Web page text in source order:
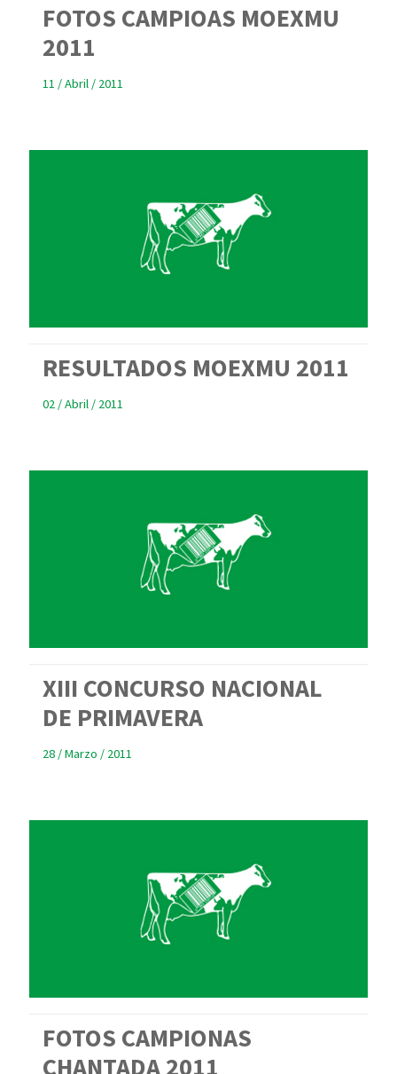
FOTOS CAMPIOAS MOEXMU
2011
11 / Abril / 2011
RESULTADOS MOEXMU 2011
02 / Abril / 2011
XIII CONCURSO NACIONAL
DE PRIMAVERA
28 / Marzo / 2011
FOTOS CAMPIONAS
CHANTADA 2011